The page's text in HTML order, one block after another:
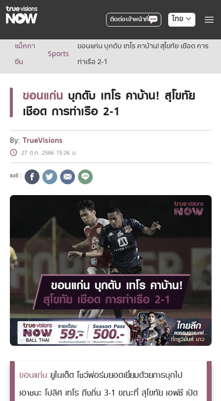
ติดต่อเจ้าหน้าที่ ไทย
True AF2026
แพ็กเกจ
NOW SPORTS
NOW Muay Thai
แพ็กเกจทรูวิชันส์นาวทั้งหมด
เคเบิลและจานดาวเทียม
สิทธิพิเศษ
สิทธิพิเศษลูกค้าทรูวิชั่นส์
Showtime
HoReCa
แพ็กเกจสำหรับผู้ประกอบการ
หาร้านร่วมรายการ
FAQs
แม็กกา
ซีน
Sports
ขอนแก่น บุกดับ เทโร คาบ้าน! สุโขทัย เชือด การ
ท่าเรือ 2-1
ขอนแก่น บุกดับ เทโร คาบ้าน! สุโขทัย
เชือด การท่าเรือ 2-1
By: TrueVisions
27 ต.ค. 2566 15:26 น.
ขอนแก่น ยูไนเต็ด โชว์ฟอร์มยอดเยี่ยมด้วยการบุกไป
เอาชนะ โปลิศ เทโร ถึงถิ่น 3-1 ขณะที่ สุโขทัย เอฟซี เปิด